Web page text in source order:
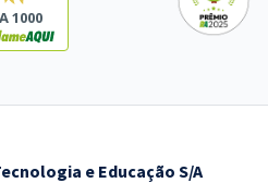
1000
e Educação S/A